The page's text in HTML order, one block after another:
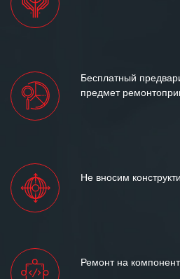
Бесплатный
предмет
Не вносим
Ремонт на